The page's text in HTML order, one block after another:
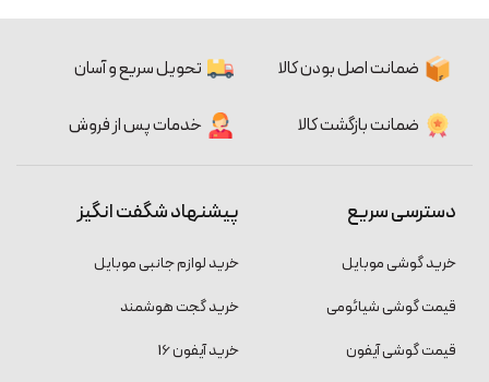
ضمانت اصل بودن کالا تحویل سریع و آسان
ضمانت بازگشت کالا خدمات پس از فروش
دسترسی سریع
خرید گوشی موبایل
قیمت گوشی شیائومی
قیمت گوشی آیفون
پیشنهاد شگفت انگیز
خرید لوازم جانبی موبایل
خرید گجت هوشمند
خرید آیفون 16